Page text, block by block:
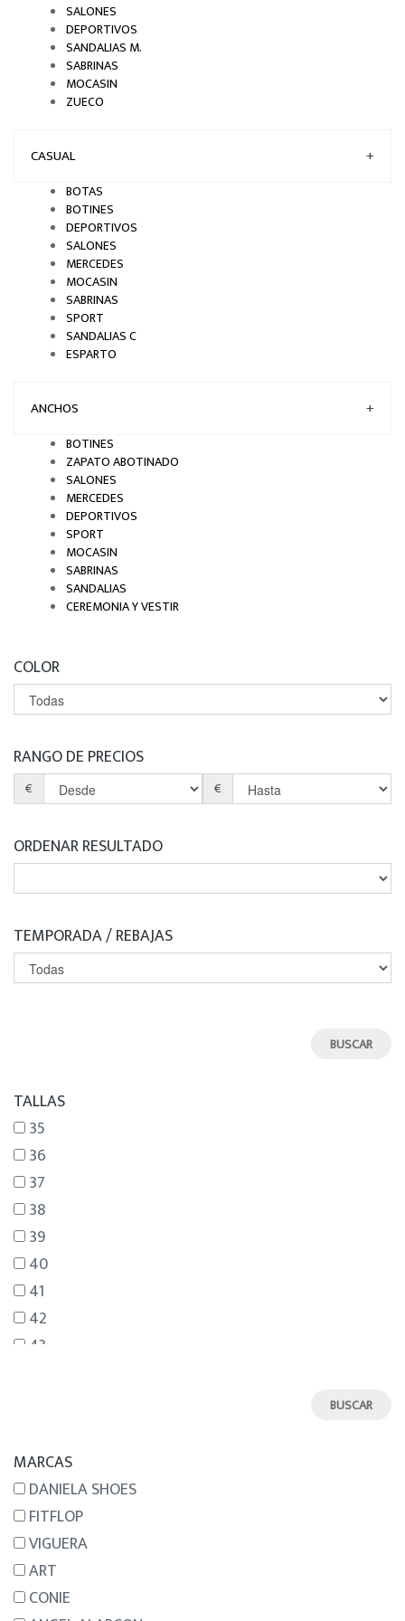
SALONES
DEPORTIVOS
SANDALIAS M.
SABRINAS
MOCASIN
ZUECO
CASUAL +
BOTAS
BOTINES
DEPORTIVOS
SALONES
MERCEDES
MOCASIN
SABRINAS
SPORT
SANDALIAS C
ESPARTO
ANCHOS +
BOTINES
ZAPATO ABOTINADO
SALONES
MERCEDES
DEPORTIVOS
SPORT
MOCASIN
SABRINAS
SANDALIAS
CEREMONIA Y VESTIR
COLOR
RANGO DE PRECIOS
€ €
ORDENAR RESULTADO
TEMPORADA / REBAJAS
TALLAS
35
36
37
38
39
40
41
42
43
MARCAS
DANIELA SHOES
FITFLOP
VIGUERA
ART
CONIE